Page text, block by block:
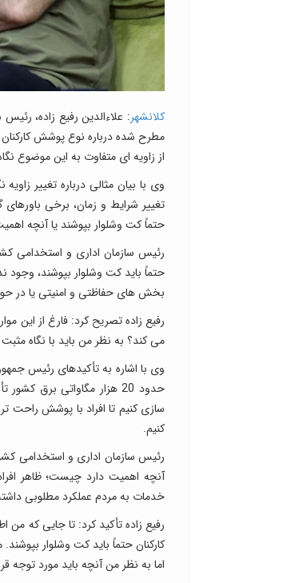
کلانشهر: علاءالدین رفیع زاده،
مطرح شده درباره نوع پوشش
از زاویه ای متفاوت به این موضوع
وی با بیان مثالی درباره تغییر
تغییر شرایط و زمان، برخی
حتماً کت وشلوار بپوشند یا آنچه
رئیس سازمان اداری و استخدامی
حتماً باید کت وشلوار بپوشند،
بخش های حفاظتی و امنیتی یا در
می کند؟ به نظر من باید با نگاه
وی با اشاره به تأکیدهای رئیس
حدود 20 هزار مگاواتی
سازی کنیم تا افراد با پوشش راحت
کنیم.
رئیس سازمان اداری و استخدامی
آنچه اهمیت دارد چیست؛ ظاهر
خدمات به مردم عملکرد مطلوبی
رفیع زاده تأکید کرد: تا جایی که
کارکنان حتماً باید کت وشلوار
اما به نظر من آنچه باید مورد توجه